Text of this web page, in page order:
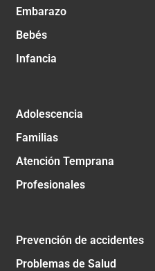
Embarazo
Bebés
Infancia
Adolescencia
Familias
Atención Temprana
Profesionales
Prevención de accidentes
Problemas de Salud